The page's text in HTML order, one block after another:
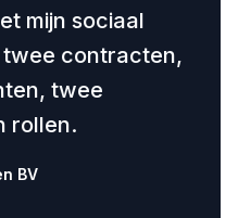
mijn sociaal
contracten,
twee
rollen.
BV